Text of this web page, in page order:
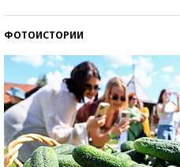
ФОТОИСТОРИИ